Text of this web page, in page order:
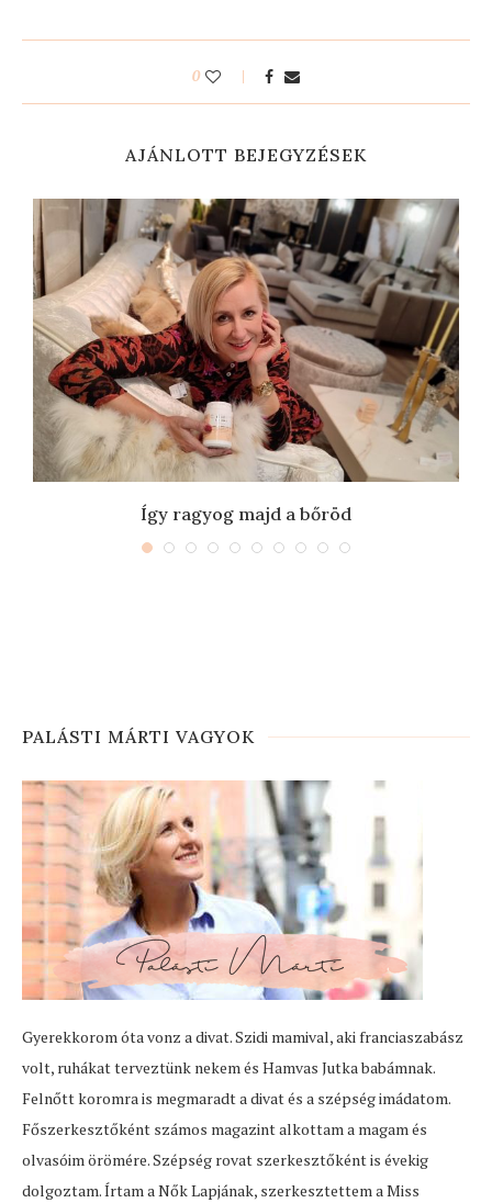
0
AJÁNLOTT BEJEGYZÉSEK
Így ragyog majd a bőröd
PALÁSTI MÁRTI VAGYOK
Gyerekkorom óta vonz a divat. Szidi mamival, aki franciaszabász
volt, ruhákat terveztünk nekem és Hamvas Jutka babámnak.
Felnőtt koromra is megmaradt a divat és a szépség imádatom.
Főszerkesztőként számos magazint alkottam a magam és
olvasóim örömére. Szépség rovat szerkesztőként is évekig
dolgoztam. Írtam a Nők Lapjának, szerkesztettem a Miss